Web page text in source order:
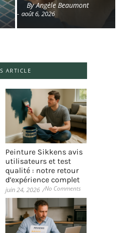
By Angèle Beaumont
- août 6, 2026
ARTICLE
Peinture Sikkens avis
utilisateurs et test
qualité : notre retour
d’expérience complet
juin 24, 2026 /No Comments